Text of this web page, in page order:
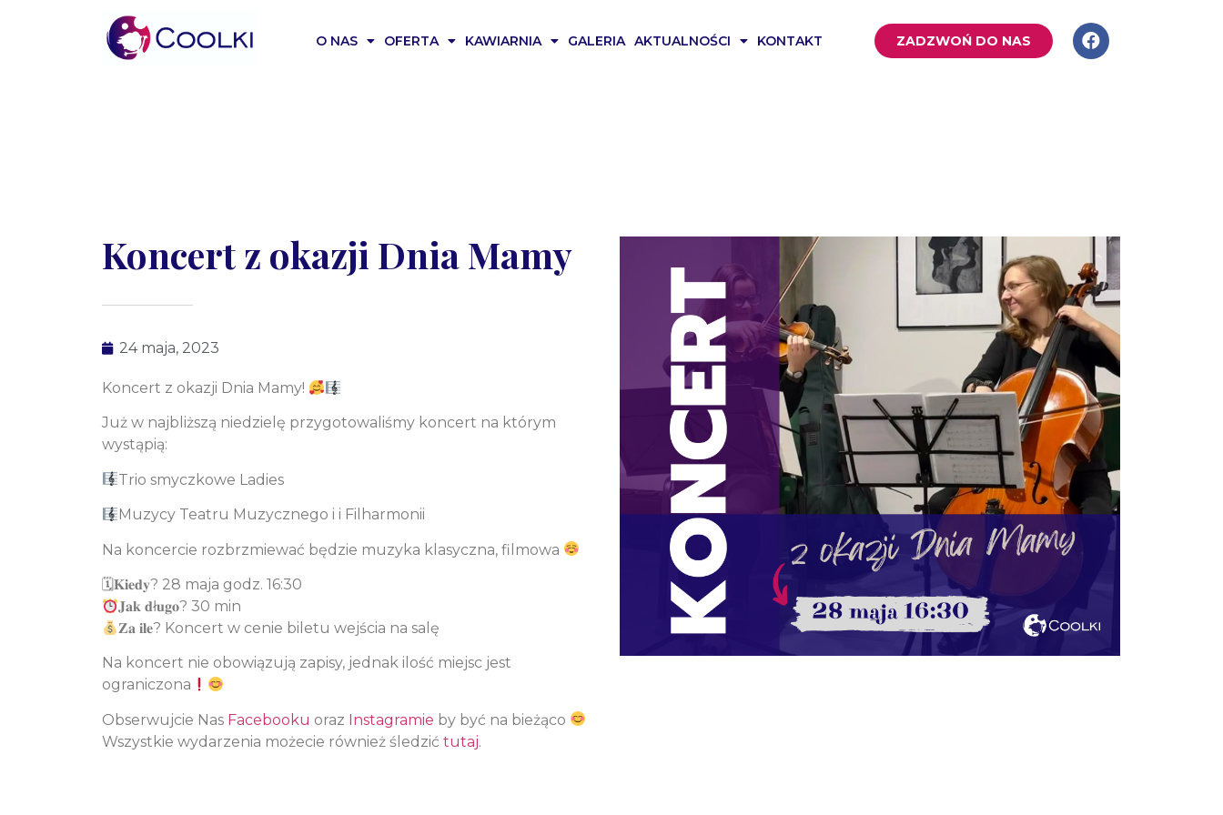
O NAS OFERTA KAWIARNIA GALERIA AKTUALNOŚCI KONTAKT ZADZWOŃ DO NAS
Koncert z okazji Dnia Mamy
24 maja, 2023
Koncert z okazji Dnia Mamy!
Już w najbliższą niedzielę przygotowaliśmy koncert na którym
wystąpią:
Trio smyczkowe Ladies
Muzycy Teatru Muzycznego i i Filharmonii
Na koncercie rozbrzmiewać będzie muzyka klasyczna, filmowa
🗓𝐊𝐢𝐞𝐝𝐲? 28 maja godz. 16:30
𝐉𝐚𝐤 𝐝ł𝐮𝐠𝐨? 30 min
𝐙𝐚 𝐢𝐥𝐞? Koncert w cenie biletu wejścia na salę
Na koncert nie obowiązują zapisy, jednak ilość miejsc jest
ograniczona
Obserwujcie Nas Facebooku oraz Instagramie by być na bieżąco
Wszystkie wydarzenia możecie również śledzić tutaj.